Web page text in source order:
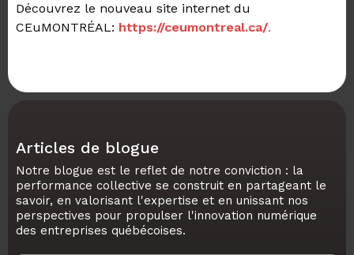
Découvrez le nouveau site internet du
CEuMONTRÉAL: https://ceumontreal.ca/.
Articles de blogue
Notre blogue est le reflet de notre conviction : la
performance collective se construit en partageant le
savoir, en valorisant l'expertise et en unissant nos
perspectives pour propulser l'innovation numérique
des entreprises québécoises.